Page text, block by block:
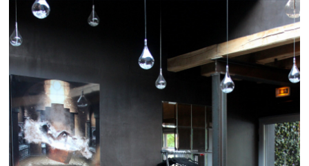
Choisir un Restaurant Val de Marne adapté à ses envies
demande un minimum de repères. Un Restaurant Val de Marne
peut répondre à des attentes variées selon l’occasion.
L’ambiance générale d’un Restaurant Val de Marne peut
marquer positivement les convives. Un menu complet permet à
un Restaurant Val de Marne de toucher un public plus large. La
qualité des produits fait partie des fondamentaux d’un Restaurant
Val de Marne. L’attention portée aux clients améliore la réputation
d’un Restaurant Val de Marne. L’emplacement d’un Restaurant
Val de Marne peut simplifier l’organisation d’un repas. Un
Restaurant Val de Marne adapté au déjeuner facilite les pauses
repas. Le soir, un Restaurant Val de Marne chaleureux attire
ceux qui recherchent un bon moment. Pour recevoir des